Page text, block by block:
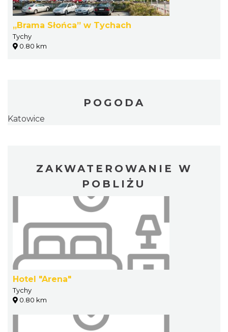
„Brama Słońca” w Tychach
Tychy
0.80 km
POGODA
Katowice
ZAKWATEROWANIE W
POBLIŻU
Hotel "Arena"
Tychy
0.80 km